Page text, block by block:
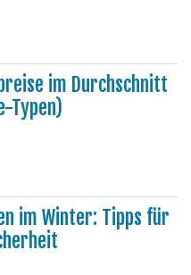
im Durchschnitt
Typen)
im Winter: Tipps für